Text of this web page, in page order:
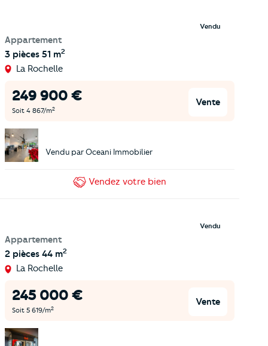
Appartement
3 pièces 51 m2
Vendu
La Rochelle
249 900 €
Soit 4 867/m2
Vente
Vendu parOceani Immobilier
Vendez votre bien
Appartement
2 pièces 44 m2
Vendu
La Rochelle
245 000 €
Soit 5 619/m2
Vente